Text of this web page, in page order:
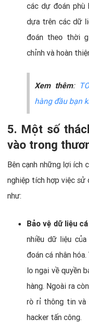
các dự đoán phù
dựa trên các dữ
đoán theo thời
chỉnh và hoàn
Xem thêm:
hàng đầu bạn
5. Một số
vào trong
Bên cạnh những lợi ích
nghiệp tích hợp việc sử
như:
Bảo vệ dữ liệu
nhiều dữ liệu
đoán cá nhân
lo ngại về quyền
hàng. Ngoài ra
rò rỉ thông tin và
hacker tấn công.